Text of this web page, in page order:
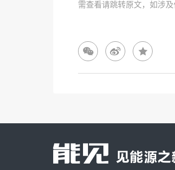
需查看请跳转原文，如涉